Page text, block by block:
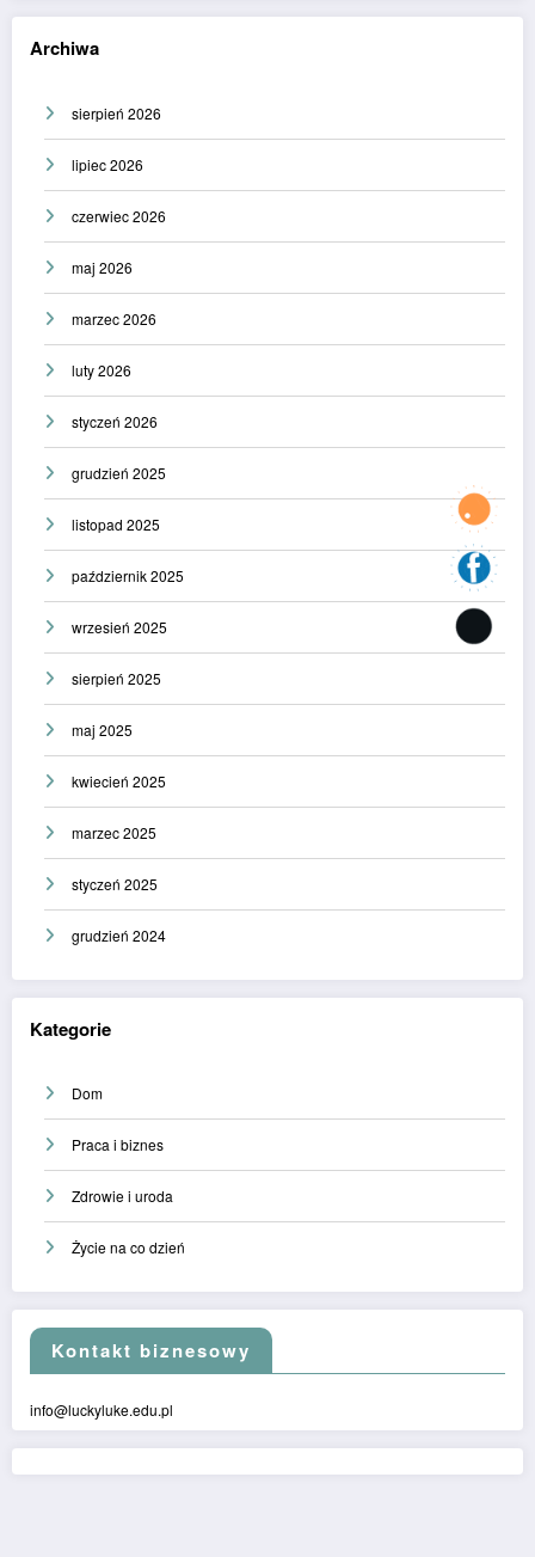
Archiwa
sierpień 2026
lipiec 2026
czerwiec 2026
maj 2026
marzec 2026
luty 2026
styczeń 2026
grudzień 2025
listopad 2025
październik 2025
wrzesień 2025
sierpień 2025
maj 2025
kwiecień 2025
marzec 2025
styczeń 2025
grudzień 2024
Kategorie
Dom
Praca i biznes
Zdrowie i uroda
Życie na co dzień
Kontakt biznesowy
info@luckyluke.edu.pl